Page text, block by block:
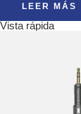
LEER MÁS
Vista rápida